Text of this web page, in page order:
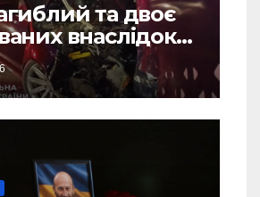
та двоє
внаслідок